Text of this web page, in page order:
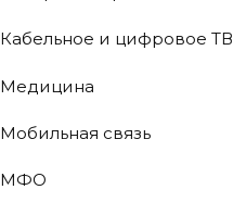
Кабельное и цифровое ТВ
Медицина
Мобильная связь
МФО